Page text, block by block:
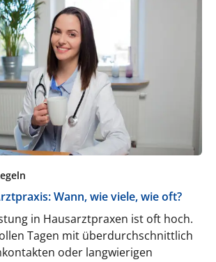
Wann, wie viele, wie oft?
in Hausarztpraxen ist oft hoch.
Tagen mit überdurchschnittlich
oder langwierigen